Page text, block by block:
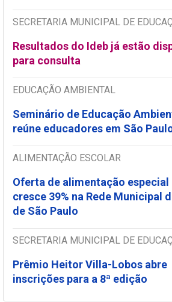
SECRETARIA MUNICIPAL DE
Resultados do Ideb já estão
para consulta
EDUCAÇÃO AMBIENTAL
Seminário de Educação
reúne educadores em São
ALIMENTAÇÃO ESCOLAR
Oferta de alimentação especial
cresce 39% na Rede Municipal
de São Paulo
SECRETARIA MUNICIPAL DE
Prêmio Heitor Villa-Lobos abre
inscrições para a 8ª edição